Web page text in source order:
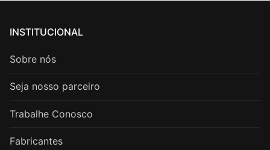
INSTITUCIONAL
Sobre nós
Seja nosso parceiro
Trabalhe Conosco
Fabricantes